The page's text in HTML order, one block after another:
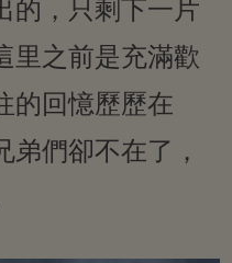
的，只剩下一片
里之前是充滿歡
的回憶歷歷在
弟們卻不在了，